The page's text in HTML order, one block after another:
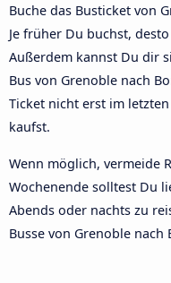
Buche das Busticket von
Je früher Du buchst,
Außerdem kannst Du dir
Bus von Grenoble nach
Ticket nicht erst im
kaufst.
Wenn möglich, vermeide
Wochenende solltest Du
Abends oder nachts zu
Busse von Grenoble